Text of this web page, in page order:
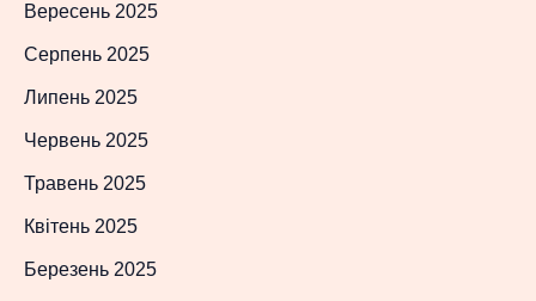
Вересень 2025
Серпень 2025
Липень 2025
Червень 2025
Травень 2025
Квітень 2025
Березень 2025